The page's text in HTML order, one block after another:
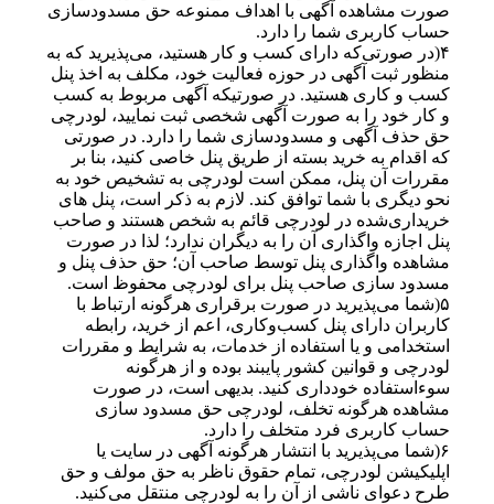
صورت مشاهده آگهی با اهداف ممنوعه حق مسدودسازی
حساب کاربری شما را دارد.
۴(در صورتی‌که دارای کسب و کار هستید، می‌پذیرید که به
منظور ثبت آگهی در حوزه فعالیت خود، مکلف به اخذ پنل
کسب و کاری هستید. در صورتیکه آگهی مربوط به کسب
و کار خود را به صورت آگهی شخصی ثبت نمایید، لودرچی
حق حذف آگهی و مسدودسازی شما را دارد. در صورتی
که اقدام به خرید بسته از طریق پنل خاصی کنید، بنا بر
مقررات آن پنل، ممکن است لودرچی به تشخیص خود به
نحو دیگری با شما توافق کند. لازم به ذکر است، پنل های
خریداری‌شده در لودرچی قائم به شخص هستند و صاحب
پنل اجازه واگذاری آن را به دیگران ندارد؛ لذا در صورت
مشاهده واگذاری پنل توسط صاحب آن؛ حق حذف پنل و
مسدود سازی صاحب پنل برای لودرچی محفوظ است.
۵(شما می‌پذیرید در صورت برقراری هرگونه ارتباط با
کاربران دارای پنل کسب‌وکاری، اعم از خرید، رابطه
استخدامی و یا استفاده از خدمات، به شرایط و مقررات
لودرچی و قوانین کشور پایبند بوده و از هرگونه
سوءاستفاده خودداری کنید. بدیهی است، در صورت
مشاهده هرگونه تخلف، لودرچی حق مسدود سازی
حساب کاربری فرد متخلف را دارد.
۶(شما می‌پذیرید با انتشار هرگونه آگهی در سایت یا
اپلیکیشن لودرچی، تمام حقوق ناظر به حق مولف و حق
طرح دعوای ناشی از آن را به لودرچی منتقل می‌کنید.